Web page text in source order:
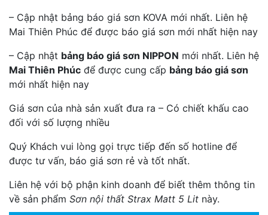
– Cập nhật bảng báo giá sơn KOVA mới nhất. Liên hệ
Mai Thiên Phúc để được báo giá sơn mới nhất hiện nay
– Cập nhật bảng báo giá sơn NIPPON mới nhất. Liên hệ
Mai Thiên Phúc để được cung cấp bảng báo giá sơn
mới nhất hiện nay
Giá sơn của nhà sản xuất đưa ra – Có chiết khấu cao
đối với số lượng nhiều
Quý Khách vui lòng gọi trực tiếp đến số hotline để
được tư vấn, báo giá sơn rẻ và tốt nhất.
Liên hệ với bộ phận kinh doanh để biết thêm thông tin
về sản phẩm Sơn nội thất Strax Matt 5 Lit này.